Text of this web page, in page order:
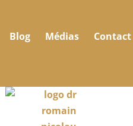
Blog Médias Contact